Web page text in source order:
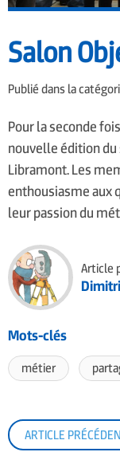
Salon
Publié dans la
Pour la seconde
nouvelle édition du
Libramont. Les
enthousiasme aux
leur passion du
Article
Mots-clés
métier
ARTICLE